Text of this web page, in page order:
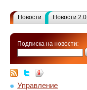
Новости Новости 2.0
Подписка на новости:
Управление